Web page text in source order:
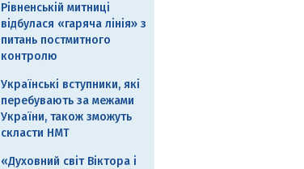
Рівненській митниці
відбулася «гаряча лінія» з
питань постмитного
контролю
Українські вступники, які
перебувають за межами
України, також зможуть
скласти НМТ
«Духовний світ Віктора і